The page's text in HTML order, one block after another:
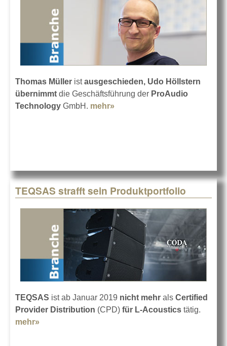
Thomas Müller istausgeschieden, Udo Höllstern
übernimmt die Geschäftsführung der ProAudio
Technology GmbH. mehr»
TEQSAS strafft sein Produktportfolio
TEQSAS ist ab Januar 2019 nicht mehr als Certified
Provider Distribution (CPD) für L-Acoustics tätig.
mehr»